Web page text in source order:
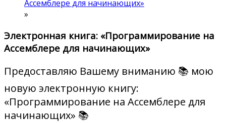
Ассемблере для начинающих»
»
Электронная книга: «Программирование на
Ассемблере для начинающих»
Предоставляю Вашему вниманию 📚 мою
новую электронную книгу:
«Программирование на Ассемблере для
начинающих» 📚